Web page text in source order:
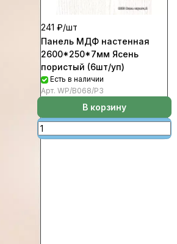
241 ₽/шт
Панель МДФ настенная
2600*250*7мм Ясень
пористый (6шт/уп)
Есть в наличии
Арт. WP/В068/Р3
В корзину